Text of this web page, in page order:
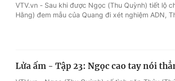
VTV.vn - Sau khi được Ngọc (Thu Quỳnh) tiết lộ
Hằng) đem mẫu của Quang đi xét nghiệm ADN,
Lửa ấm - Tập 23: Ngọc cao tay nói